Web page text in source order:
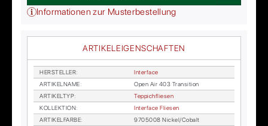
Informationen zur Musterbestellung
ARTIKELEIGENSCHAFTEN
HER­STEL­LER:
In­ter­face
AR­TI­KEL­NA­ME:
Open Air 403 Tran­si­ti­on
AR­TI­KEL­TYP:
Tep­pich­flie­sen
KOL­LEK­TI­ON:
In­ter­face Flie­sen
AR­TI­KEL­FAR­BE:
9705008 Ni­ckel/Co­balt